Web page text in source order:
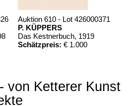
Auktion 610 - Lot 426000371
P. KÜPPERS
Das Kestnerbuch, 1919
Schätzpreis: € 1.000
von Ketterer Kunst